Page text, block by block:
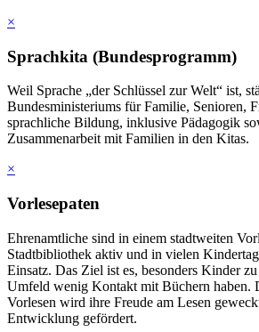
×
Sprachkita (Bundesprogramm)
Weil Sprache „der Schlüssel zur Welt“ ist,
Bundesministeriums für Familie, Senioren,
sprachliche Bildung, inklusive Pädagogik
Zusammenarbeit mit Familien in den Kitas.
×
Vorlesepaten
Ehrenamtliche sind in einem stadtweiten
Stadtbibliothek aktiv und in vielen
Einsatz. Das Ziel ist es, besonders Kinder
Umfeld wenig Kontakt mit Büchern haben.
Vorlesen wird ihre Freude am Lesen
Entwicklung gefördert.